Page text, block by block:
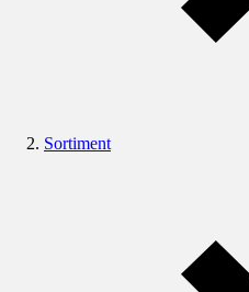
Sortiment